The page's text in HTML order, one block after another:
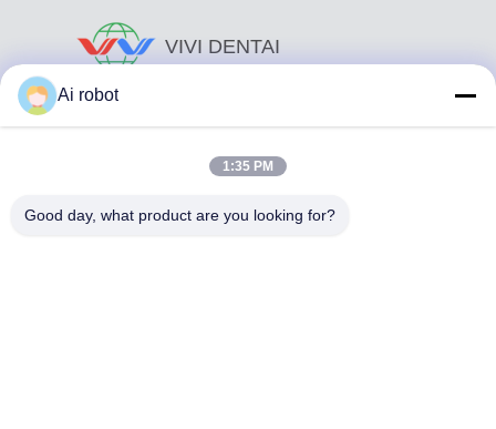
VIVI DENTAI
Ai robot
1:35 PM
Good day, what product are you looking for?